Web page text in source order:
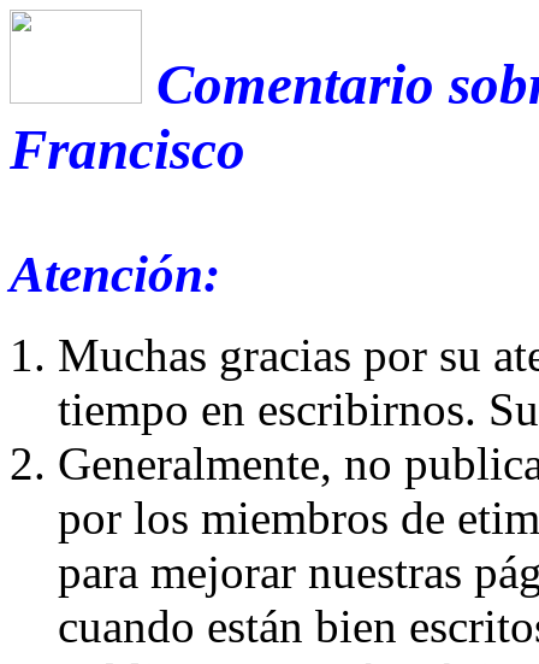
Comentario
Francisco
Atención:
Muchas gracias por su
tiempo en escribirnos.
Generalmente, no
por los miembros de
para mejorar nuestras
cuando están bien